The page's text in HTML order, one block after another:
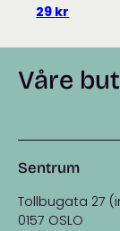
av 5
29 kr
Våre
Sentrum
Tollbugata 27
0157 OSLO